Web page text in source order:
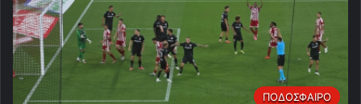
ΠΟΔΟΣΦΑΙΡΟ